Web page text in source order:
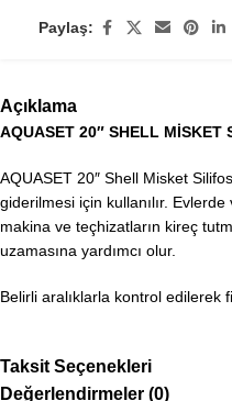
Paylaş:
Açıklama
AQUASET 20″ SHELL MİSKET
AQUASET 20″ Shell Misket
giderilmesi için kullanılır.
makina ve teçhizatların kireç
uzamasına yardımcı olur.
Belirli aralıklarla kontrol edilerek
Taksit Seçenekleri
Değerlendirmeler (0)